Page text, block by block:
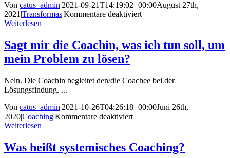
Von catus_admin|2021-09-21T14:19:02+00:00August 27th,
2021|Transformas|Kommentare deaktiviertfür
mich
durch
Prozess?
Weiterlesen
Sagt mir die Coachin, was ich tun soll, um
mein Problem zu lösen?
Nein. Die Coachin begleitet den/die Coachee bei der
Lösungsfindung. ...
Von catus_admin|2021-10-26T04:26:18+00:00Juni 26th,
2020|Coaching|Kommentare deaktiviertfür
die
Coachin,
Weiterlesen
Was heißt systemisches Coaching?